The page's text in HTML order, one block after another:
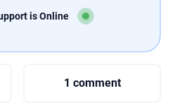
is Online
1 comment